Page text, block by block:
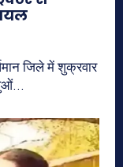
जिले में शुक्रवार